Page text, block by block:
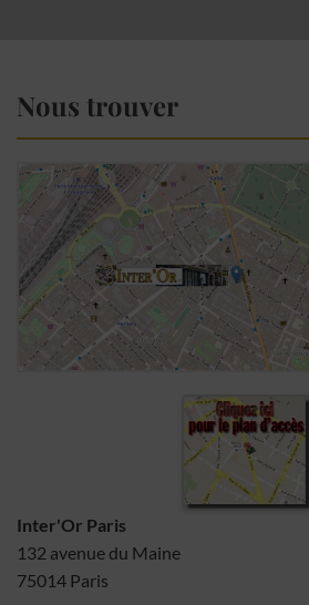
Nous trouver
Inter'Or Paris
132 avenue du Maine
75014 Paris